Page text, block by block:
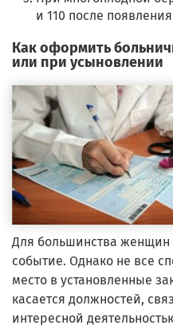
и 110 после
Как оформить
или при усыновлении
Для большинства женщин
событие. Однако не все
место в установленные
касается должностей,
интересной